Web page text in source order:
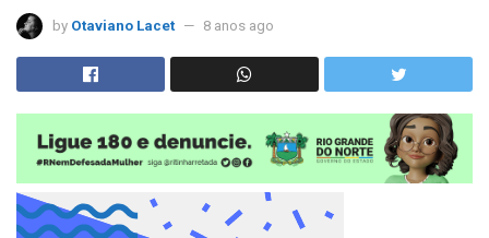
by Otaviano Lacet 8 anos ago